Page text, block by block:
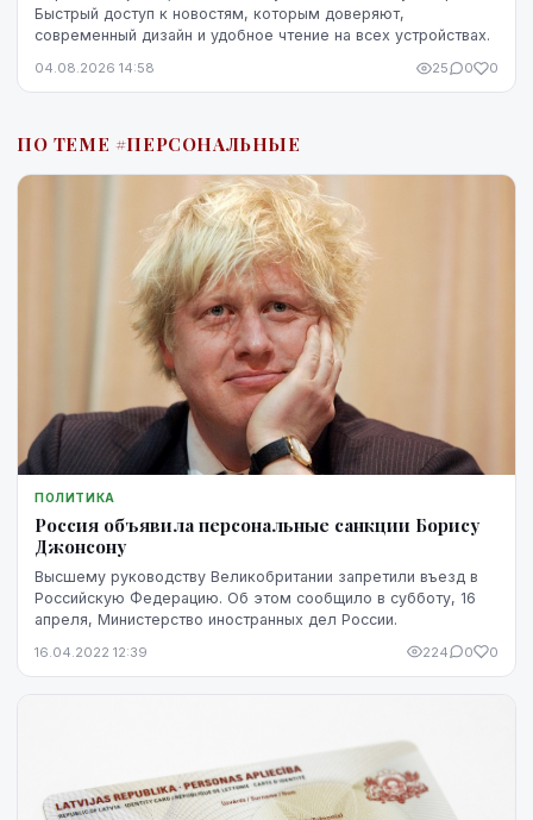
Быстрый доступ к новостям, которым доверяют,
современный дизайн и удобное чтение на всех устройствах.
04.08.2026 14:58 25 0 0
ПО ТЕМЕ #ПЕРСОНАЛЬНЫЕ
ПОЛИТИКА
Россия объявила персональные санкции Борису
Джонсону
Высшему руководству Великобритании запретили въезд в
Российскую Федерацию. Об этом сообщило в субботу, 16
апреля, Министерство иностранных дел России.
16.04.2022 12:39 224 0 0